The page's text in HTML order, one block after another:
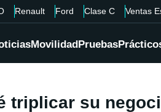
Renault Ford Clase C Ventas
MovilidadPruebas
triplicar su